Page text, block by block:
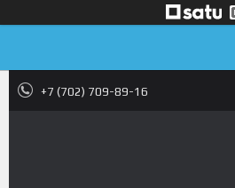
+7 (702) 709-89-16